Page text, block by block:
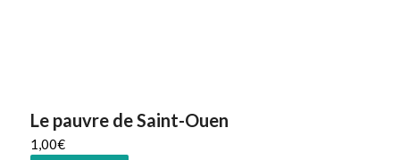
Le pauvre de Saint-Ouen
1,00€